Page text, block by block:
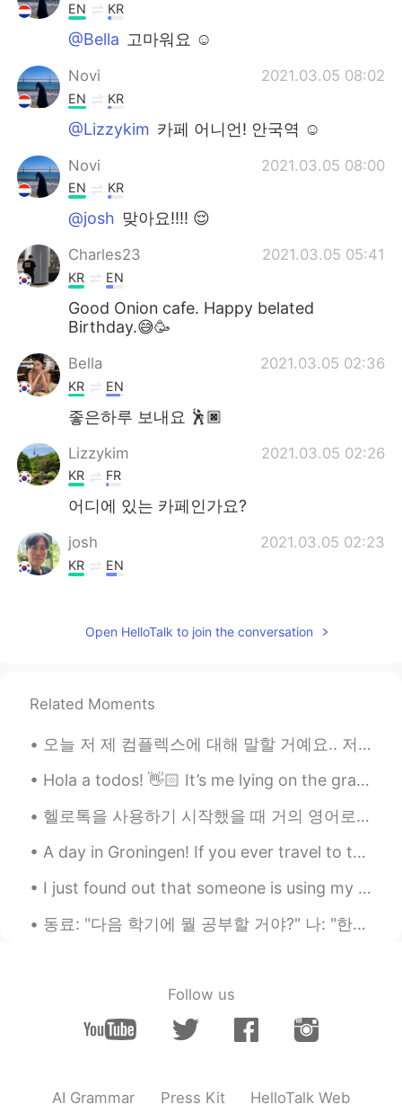
EN KR
@Bella 고마워요 ☺️
Novi 2021.03.05 08:02
EN KR
@Lizzykim 카페 어니언! 안국역 ☺️
Novi 2021.03.05 08:00
EN KR
@josh 맞아요!!!! 😌
Charles23 2021.03.05 05:41
KR EN
Good Onion cafe. Happy belated
Birthday.😅🥳
Bella 2021.03.05 02:36
KR EN
좋은하루 보내요 🕺🏿
Lizzykim 2021.03.05 02:26
KR FR
어디에 있는 카페인가요?
josh 2021.03.05 02:23
KR EN
Open HelloTalk to join the conversation
Related Moments
오늘 저 제 컴플렉스에 대해 말할 거예요.. 저는무슨 언어로 말하든 말을 더듬어요 평생 이렇게 말 더듬을 것 같아서 너무 싫어요... 한국에 갔을 때 한국어로 말할 때마다 너...
Hola a todos! 👋🏻 It’s me lying on the grass, now I’m home drinking some hot tea 🍵 Do you like...
헬로톡을 사용하기 시작했을 때 거의 영어로만 얘기를 나눴는데 매일매일 한국어를 연습해서 지금은 한국 친구들이랑 100% 한국어로 다소 편하게 말할 수 있어요 :) 제가 여전...
A day in Groningen! If you ever travel to the Netherlands I highly recommend visiting the city G...
I just found out that someone is using my photo's and is pretending to be me just so he can scam ...
동료: "다음 학기에 뭘 공부할 거야?" 나: "한국어학!" 동료: "어... 아시아인이 되고 싶으니..?" 나: "음... 아니? 그냥 네덜란드 사람 되고 싶어?" 동료...
Follow us
AI Grammar Press Kit HelloTalk Web